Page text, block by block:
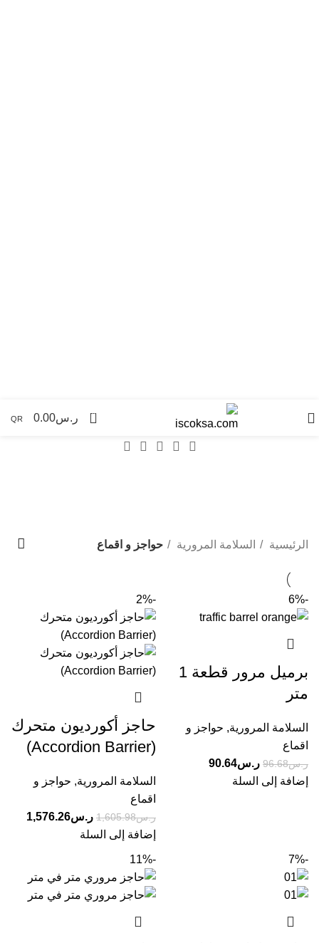
0 ر.س0.00
QR
Categories
الرئيسية السلامة المرورية حواجز و اقماع
-6%
برميل مرور قطعة 1
متر
السلامة المرورية, حواجز و
اقماع
ر.س96.68 ر.س90.64
إضافة إلى السلة
-2%
حاجز أكورديون متحرك
(Accordion Barrier)
السلامة المرورية, حواجز و
اقماع
ر.س1,605.98 ر.س1,576.26
إضافة إلى السلة
-7%
-11%